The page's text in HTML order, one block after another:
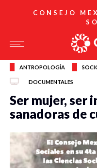
CONSEJO
ANTROPOLOGÍA
DOCUMENTALES
Ser mujer, ser
sanadoras de